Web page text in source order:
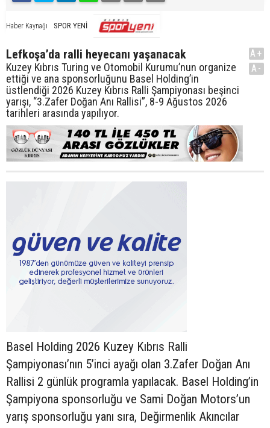
Haber Kaynağı SPOR YENİ
Lefkoşa’da ralli heyecanı yaşanacak
Kuzey Kıbrıs Turing ve Otomobil Kurumu’nun organize
ettiği ve ana sponsorluğunu Basel Holding’in
üstlendiği 2026 Kuzey Kıbrıs Ralli Şampiyonası beşinci
yarışı, “3.Zafer Doğan Anı Rallisi”, 8-9 Ağustos 2026
tarihleri arasında yapılıyor.
A+
A-
Basel Holding 2026 Kuzey Kıbrıs Ralli
Şampiyonası’nın 5’inci ayağı olan 3.Zafer Doğan Anı
Rallisi 2 günlük programla yapılacak. Basel Holding’in
Şampiyona sponsorluğu ve Sami Doğan Motors’un
yarış sponsorluğu yanı sıra, Değirmenlik Akıncılar